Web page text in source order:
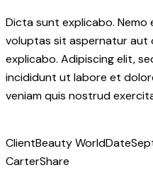
Dicta sunt explicabo.
voluptas sit aspernatur aut
explicabo. Adipiscing elit,
incididunt ut labore et
veniam quis nostrud
ClientBeauty WorldDate
CarterShare